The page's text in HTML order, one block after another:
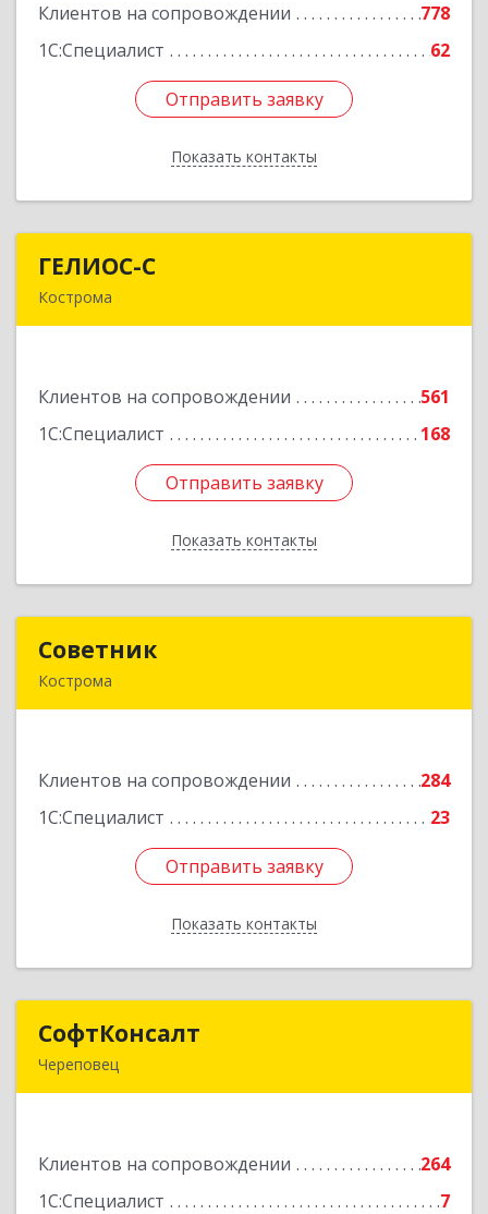
Клиентов на сопровождении
778
1С:Специалист
62
Отправить заявку
Показать контакты
Подробнее
Отправить заявку
Назад
ГЕЛИОС-С
Кострома
Клиентов на сопровождении
561
1С:Специалист
168
Отправить заявку
Показать контакты
Подробнее
Отправить заявку
Назад
Советник
Кострома
Клиентов на сопровождении
284
1С:Специалист
23
Отправить заявку
Показать контакты
Подробнее
Отправить заявку
Назад
СофтКонсалт
Череповец
Клиентов на сопровождении
264
1С:Специалист
7
Подробнее